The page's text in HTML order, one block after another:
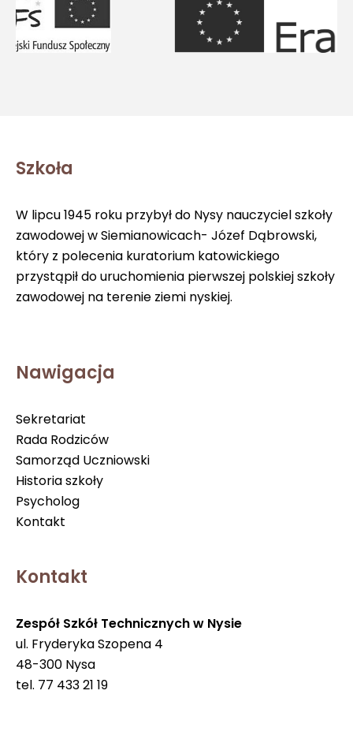
Szkoła
W lipcu 1945 roku przybył do Nysy nauczyciel szkoły
zawodowej w Siemianowicach- Józef Dąbrowski,
który z polecenia kuratorium katowickiego
przystąpił do uruchomienia pierwszej polskiej szkoły
zawodowej na terenie ziemi nyskiej.
Nawigacja
Sekretariat
Rada Rodziców
Samorząd Uczniowski
Historia szkoły
Psycholog
Kontakt
Kontakt
Zespół Szkół Technicznych w Nysie
ul. Fryderyka Szopena 4
48-300 Nysa
tel. 77 433 21 19